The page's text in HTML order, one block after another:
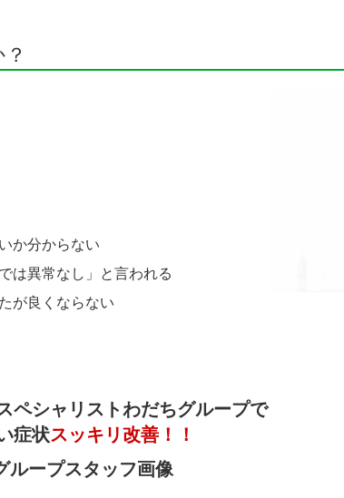
か分からない
は異常なし」と言われる
が良くならない
ペシャリストわだちグループで
症状スッキリ改善！！